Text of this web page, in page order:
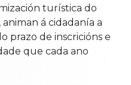
turística do
á cidadanía a
prazo de inscricións e
que cada ano